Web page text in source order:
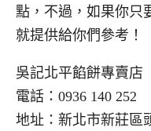
點，不過，如果你只
就提供給你們參考！
吳記北平餡餅專賣店
電話：0936 140 252
地址：新北市新莊區